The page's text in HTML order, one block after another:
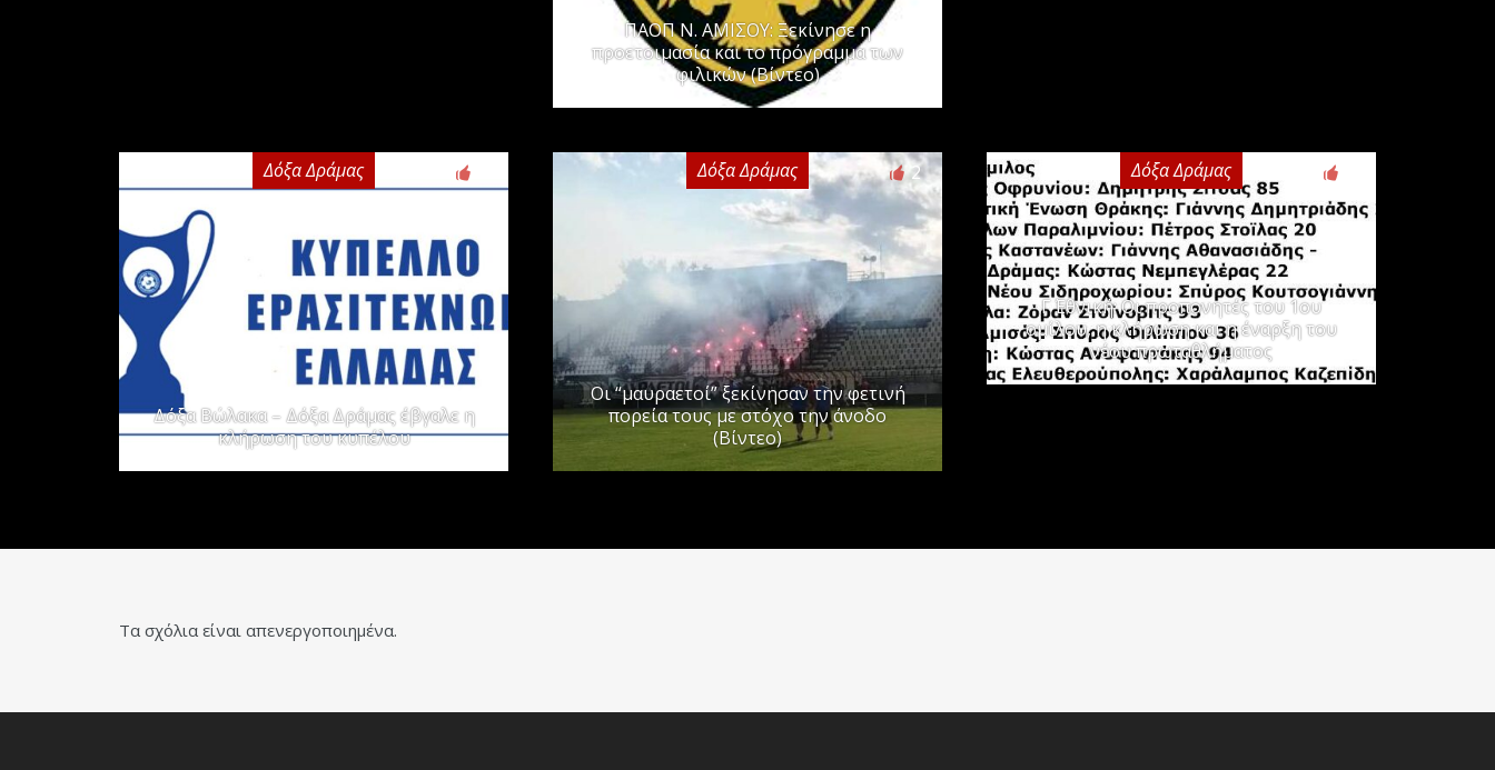
ΠΑΟΠ Ν. ΑΜΙΣΟΥ: Ξεκίνησε η
προετοιμασία και το πρόγραμμα των
φιλικών (Βίντεο)
Δόξα Δράμας
Δόξα Βώλακα – Δόξα Δράμας έβγαλε η
κλήρωση του κυπέλου
Δόξα Δράμας 2
Οι “μαυραετοί” ξεκίνησαν την φετινή
πορεία τους με στόχο την άνοδο
(Βίντεο)
Δόξα Δράμας
Γ΄ Εθνική: Οι προπονητές του 1ου
ομίλου, η κλήρωση και η έναρξη του
νέου πρωταθλήματος
Τα σχόλια είναι απενεργοποιημένα.